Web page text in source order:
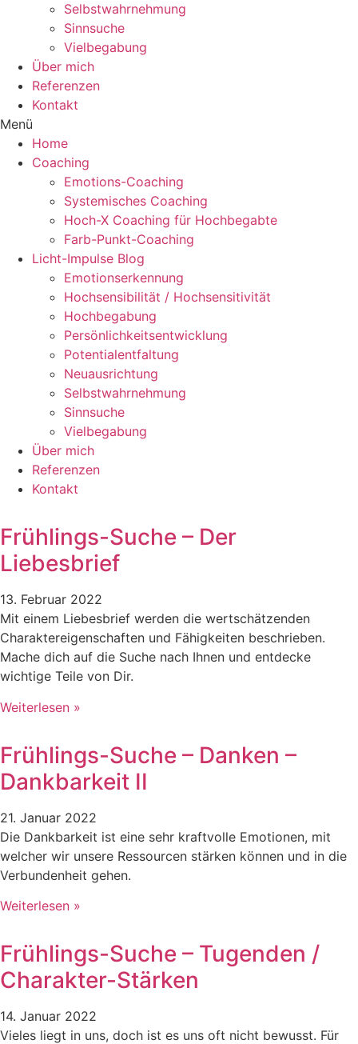
Selbstwahrnehmung
Sinnsuche
Vielbegabung
Über mich
Referenzen
Kontakt
Menü
Home
Coaching
Emotions-Coaching
Systemisches Coaching
Hoch-X Coaching für Hochbegabte
Farb-Punkt-Coaching
Licht-Impulse Blog
Emotionserkennung
Hochsensibilität / Hochsensitivität
Hochbegabung
Persönlichkeitsentwicklung
Potentialentfaltung
Neuausrichtung
Selbstwahrnehmung
Sinnsuche
Vielbegabung
Über mich
Referenzen
Kontakt
Frühlings-Suche – Der
Liebesbrief
13. Februar 2022
Mit einem Liebesbrief werden die wertschätzenden
Charaktereigenschaften und Fähigkeiten beschrieben.
Mache dich auf die Suche nach Ihnen und entdecke
wichtige Teile von Dir.
Weiterlesen »
Frühlings-Suche – Danken –
Dankbarkeit II
21. Januar 2022
Die Dankbarkeit ist eine sehr kraftvolle Emotionen, mit
welcher wir unsere Ressourcen stärken können und in die
Verbundenheit gehen.
Weiterlesen »
Frühlings-Suche – Tugenden /
Charakter-Stärken
14. Januar 2022
Vieles liegt in uns, doch ist es uns oft nicht bewusst. Für